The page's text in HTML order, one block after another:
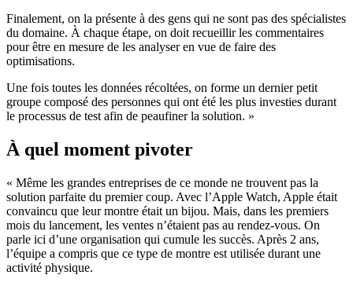
Finalement, on la présente à des gens qui ne sont pas des spécialistes
du domaine. À chaque étape, on doit recueillir les commentaires
pour être en mesure de les analyser en vue de faire des
optimisations.
Une fois toutes les données récoltées, on forme un dernier petit
groupe composé des personnes qui ont été les plus investies durant
le processus de test afin de peaufiner la solution. »
À quel moment pivoter
« Même les grandes entreprises de ce monde ne trouvent pas la
solution parfaite du premier coup. Avec l’Apple Watch, Apple était
convaincu que leur montre était un bijou. Mais, dans les premiers
mois du lancement, les ventes n’étaient pas au rendez-vous. On
parle ici d’une organisation qui cumule les succès. Après 2 ans,
l’équipe a compris que ce type de montre est utilisée durant une
activité physique.